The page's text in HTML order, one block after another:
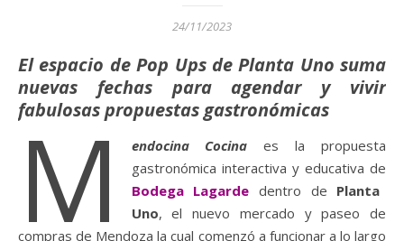
24/11/2023
El espacio de Pop Ups de Planta Uno suma
nuevas fechas para agendar y vivir
fabulosas propuestas gastronómicas
M endocina Cocinaes la propuesta
gastronómica interactiva y educativa de
Bodega Lagarde dentro de Planta
Uno, el nuevo mercado y paseo de
compras de Mendoza la cual comenzó a funcionar a lo largo